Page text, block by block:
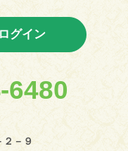
ログイン
6480
－９